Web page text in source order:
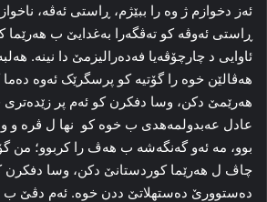
ئه‌ز دخوازم ژ وه‌ را ببێژم، ڕاستی ئه‌ڤه‌،
ڕاستی ئه‌وڤه‌ کو ته‌ڤگه‌را به‌غدایێ ب
ئاوایی د چارچۆڤه‌یا فه‌ده‌رالیزمێ دا نینه‌.
هه‌ڤالێن خوه‌ را گۆتیه‌ کو پرسگرێک ئه‌وه‌
هه‌رێمێ دکن، وسا دفکرن کو ئه‌م پر زێده‌تری
عادل عه‌بدولمه‌هدی ب خوه‌ کو نها ل ڤرە و
بوو، مه‌ ئه‌و گه‌نگه‌شه‌ ب هه‌ڤ را کربوو؛ من
چاڤ ل هه‌رێما کوردستانێ دکن، وسا دفکرن
ده‌ستوورێ ده‌ستهلاتێ ددن خوه‌. ئه‌م دڤێ